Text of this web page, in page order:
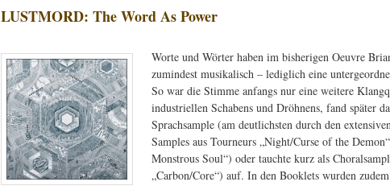
LUSTMORD: The Word As Power
Worte und Wörter haben im bisherigen Oeuvre
zumindest musikalisch – lediglich eine
So war die Stimme anfangs nur eine weitere
industriellen Schabens und Dröhnens, fand später
Sprachsample (am deutlichsten durch den
Samples aus Tourneurs „Night/Curse of the
Monstrous Soul“) oder tauchte kurz als
„Carbon/Core“) auf. In den Booklets wurden